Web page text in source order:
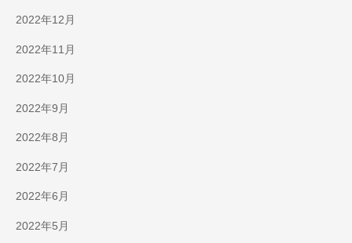
2022年12月
2022年11月
2022年10月
2022年9月
2022年8月
2022年7月
2022年6月
2022年5月